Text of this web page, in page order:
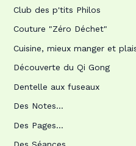
Club des p'tits Philos
Couture "Zéro Déchet"
Cuisine, mieux manger et
Découverte du Qi Gong
Dentelle aux fuseaux
Des Notes…
Des Pages…